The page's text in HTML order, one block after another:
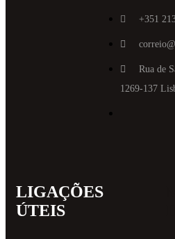
+351
Rua de
1269-137
LIGAÇÕES
ÚTEIS